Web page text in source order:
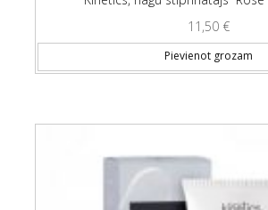
11,50 €
Pievienot grozam